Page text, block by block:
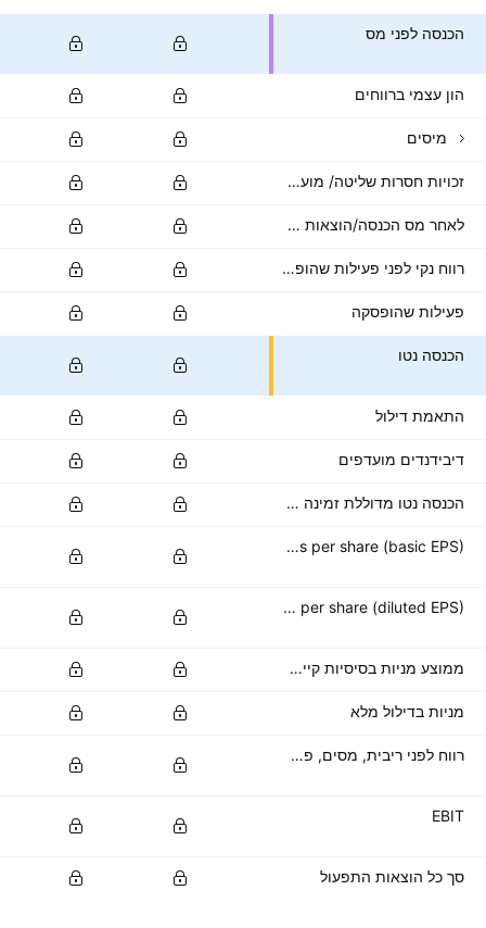
הכנסה לפני מס
הון עצמי ברווחים
מיסים
זכויות חסרות שליטה/ מועטות
לאחר מס הכנסה/הוצאות אחרות
רווח נקי לפני פעילות שהופסקה
פעילות שהופסקה
הכנסה נטו
התאמת דילול
דיבידנדים מועדפים
הכנסה נטו מדוללת זמינה לבעלי מניות רגילות
Basic earnings per share (basic EPS)
Diluted earnings per share (diluted EPS)
ממוצע מניות בסיסיות קיימות
מניות בדילול מלא
רווח לפני ריבית, מסים, פחת והפחתות
EBIT
סך כל הוצאות התפעול